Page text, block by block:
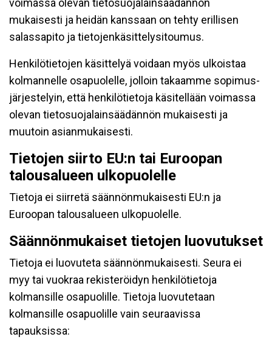
voimassa olevan tietosuojalainsäädännön
mukaisesti ja heidän kanssaan on tehty erillisen
salassapito ja tietojenkäsittelysitoumus.
Henkilötietojen käsittelyä voidaan myös ulkoistaa
kolmannelle osapuolelle, jolloin takaamme sopimus-
järjestelyin, että henkilötietoja käsitellään voimassa
olevan tietosuojalainsäädännön mukaisesti ja
muutoin asianmukaisesti.
Tietojen siirto EU:n tai Euroopan
talousalueen ulkopuolelle
Tietoja ei siirretä säännönmukaisesti EU:n ja
Euroopan talousalueen ulkopuolelle.
Säännönmukaiset tietojen luovutukset
Tietoja ei luovuteta säännönmukaisesti. Seura ei
myy tai vuokraa rekisteröidyn henkilötietoja
kolmansille osapuolille. Tietoja luovutetaan
kolmansille osapuolille vain seuraavissa
tapauksissa: